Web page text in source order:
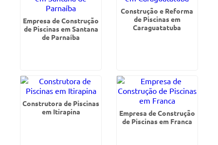
Empresa de Construção
de Piscinas em Santana
de Parnaíba
Construção e Reforma
de Piscinas em
Caraguatatuba
Construtora de Piscinas
em Itirapina
Empresa de Construção
de Piscinas em Franca